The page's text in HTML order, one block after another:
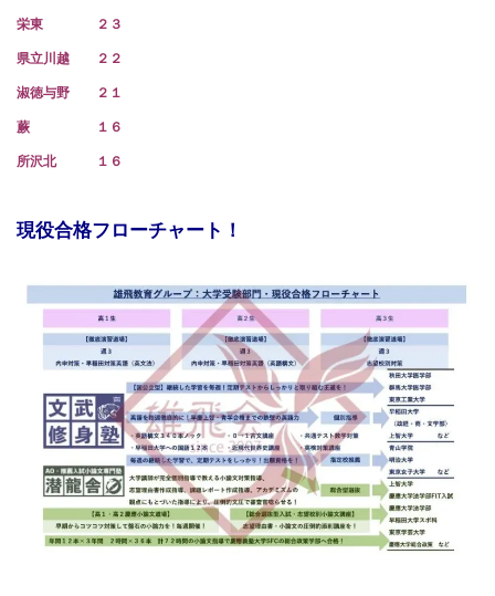
栄東 ２３
県立川越 ２２
淑徳与野 ２１
蕨 １６
所沢北 １６
現役合格フローチャート！